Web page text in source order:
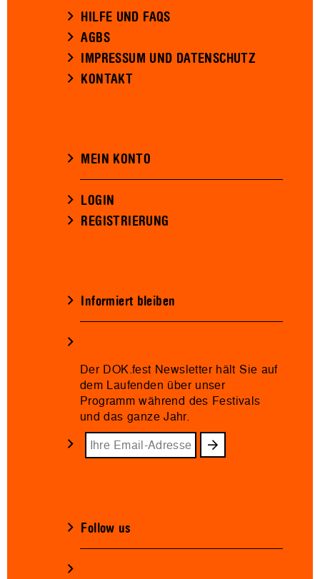
HILFE UND FAQS
AGBS
IMPRESSUM UND DATENSCHUTZ
KONTAKT
MEIN KONTO
LOGIN
REGISTRIERUNG
Informiert bleiben
Der DOK.fest Newsletter hält Sie auf
dem Laufenden über unser
Programm während des Festivals
und das ganze Jahr.
Follow us